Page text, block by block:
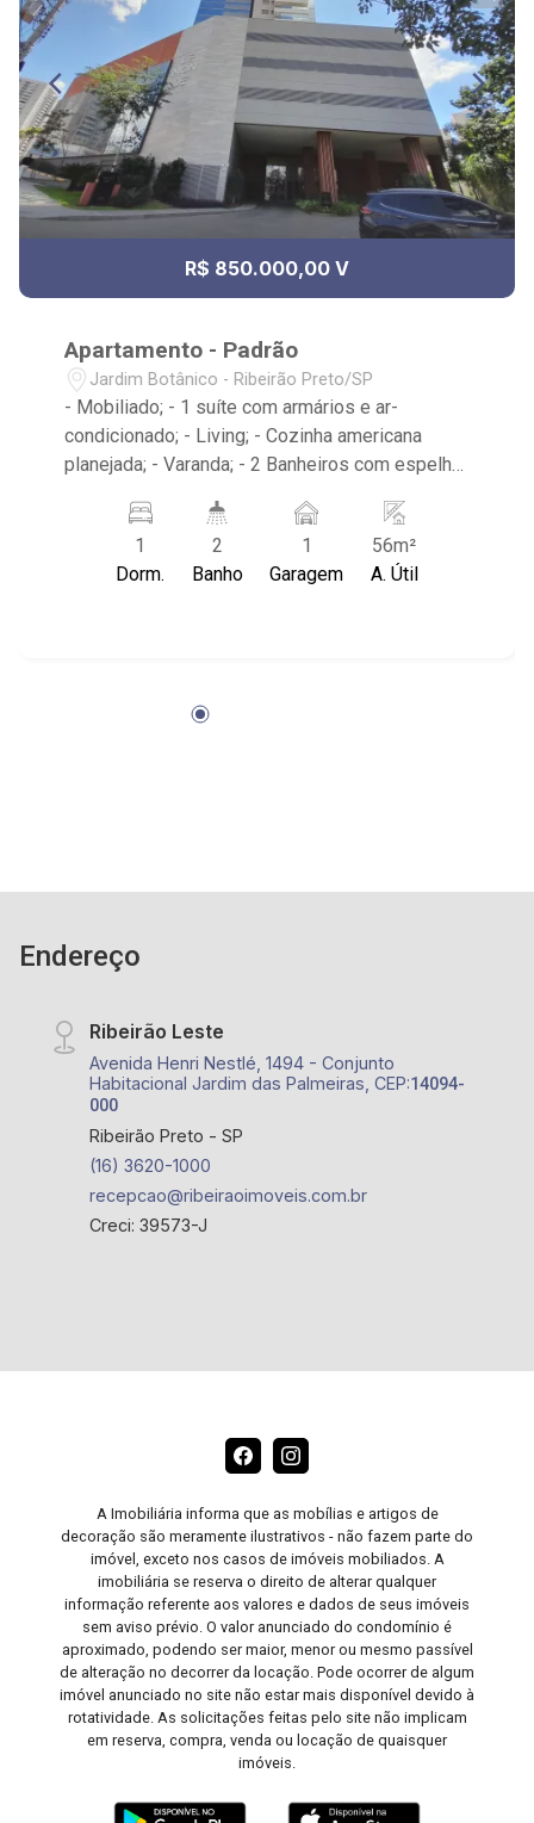
R$ 850.000,00 V
Apartamento - Padrão
Jardim Botânico - Ribeirão Preto/SP
- Mobiliado; - 1 suíte com armários e ar-
condicionado; - Living; - Cozinha americana
planejada; - Varanda; - 2 Banheiros com espelho,
piscina, piscina infantil, sauna, quadra
poliesportiva, playground, brinquedoteca, área
churrasco, salão de festas, salão de jogos,
1
Dorm.
2
Banho
1
Garagem
56m²
A. Útil
Endereço
Ribeirão Leste
Avenida Henri Nestlé, 1494 - Conjunto
Habitacional Jardim das Palmeiras, CEP:14094-
000
Ribeirão Preto - SP
(16) 3620-1000
recepcao@ribeiraoimoveis.com.br
Creci: 39573-J
A Imobiliária informa que as mobílias e artigos de
decoração são meramente ilustrativos - não fazem parte do
imóvel, exceto nos casos de imóveis mobiliados. A
imobiliária se reserva o direito de alterar qualquer
informação referente aos valores e dados de seus imóveis
sem aviso prévio. O valor anunciado do condomínio é
aproximado, podendo ser maior, menor ou mesmo passível
de alteração no decorrer da locação. Pode ocorrer de algum
imóvel anunciado no site não estar mais disponível devido à
rotatividade. As solicitações feitas pelo site não implicam
em reserva, compra, venda ou locação de quaisquer
imóveis.